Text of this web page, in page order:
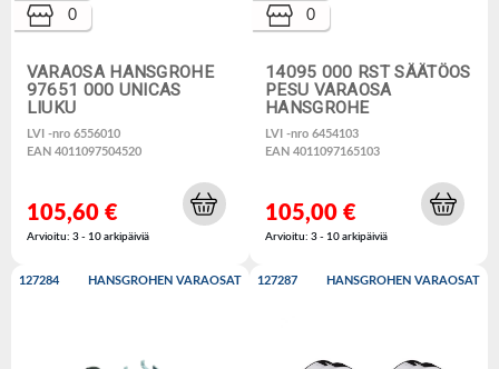
VARAOSA HANSGROHE
97651 000 UNICAS
LIUKU
LVI -nro 6556010
EAN 4011097504520
0
105,60 €
Arvioitu: 3 - 10 arkipäiviä
14095 000 RST SÄÄTÖOS
PESU VARAOSA
HANSGROHE
LVI -nro 6454103
EAN 4011097165103
0
105,00 €
Arvioitu: 3 - 10 arkipäiviä
127284 HANSGROHEN VARAOSAT 127287 HANSGROHEN VARAOSAT